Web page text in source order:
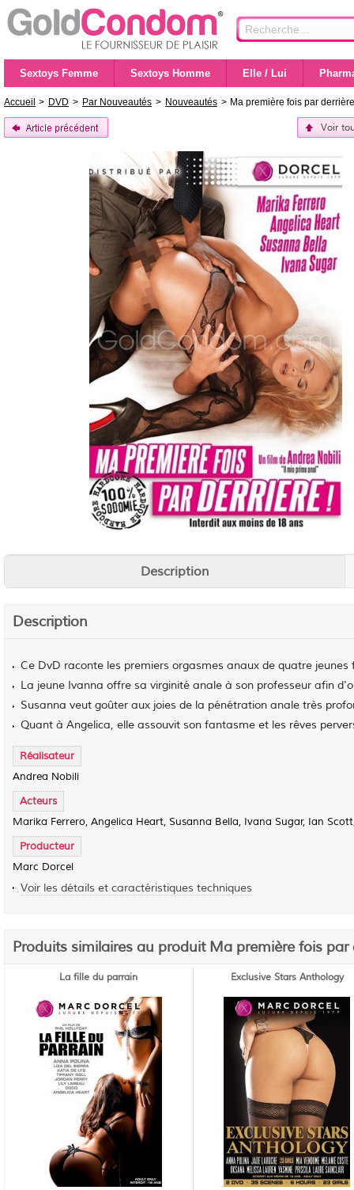
Sextoys Femme Sextoys Homme Elle / Lui
Accueil > DVD > Par Nouveautés > Nouveautés > Ma première fois par derrière
Voir
Description
Description
Ce DvD raconte les premiers orgasmes anaux de quatre jeunes
La jeune Ivanna offre sa virginité anale à son professeur afin
Susanna veut goûter aux joies de la pénétration anale très
Quant à Angelica, elle assouvit son fantasme et les rêves
Réalisateur
Andrea Nobili
Acteurs
Marika Ferrero, Angelica Heart, Susanna Bella, Ivana Sugar, Ian
Producteur
Marc Dorcel
Voir les détails et caractéristiques techniques
Produits similaires au produit Ma première fois par
La fille du parrain Exclusive Stars Anthology